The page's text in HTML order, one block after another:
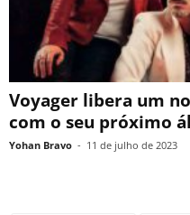
Voyager libera um
com o seu próximo
Yohan Bravo - 11 de julho de 2023